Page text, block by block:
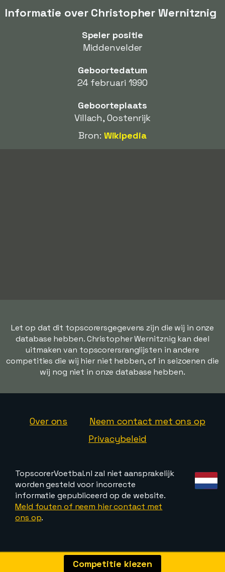
Informatie over Christopher Wernitznig
Speler positie
Middenvelder
Geboortedatum
24 februari 1990
Geboorteplaats
Villach, Oostenrijk
Bron: Wikipedia
Let op dat dit topscorersgegevens zijn die wij in onze
database hebben. Christopher Wernitznig kan deel
uitmaken van topscorersranglijsten in andere
competities die wij hier niet hebben, of in seizoenen die
wij nog niet in onze database hebben.
Over ons
Neem contact met ons op
Privacybeleid
TopscorerVoetbal.nl zal niet aansprakelijk
worden gesteld voor incorrecte
informatie gepubliceerd op de website.
Meld fouten of neem hier contact met
ons op.
Competitie kiezen